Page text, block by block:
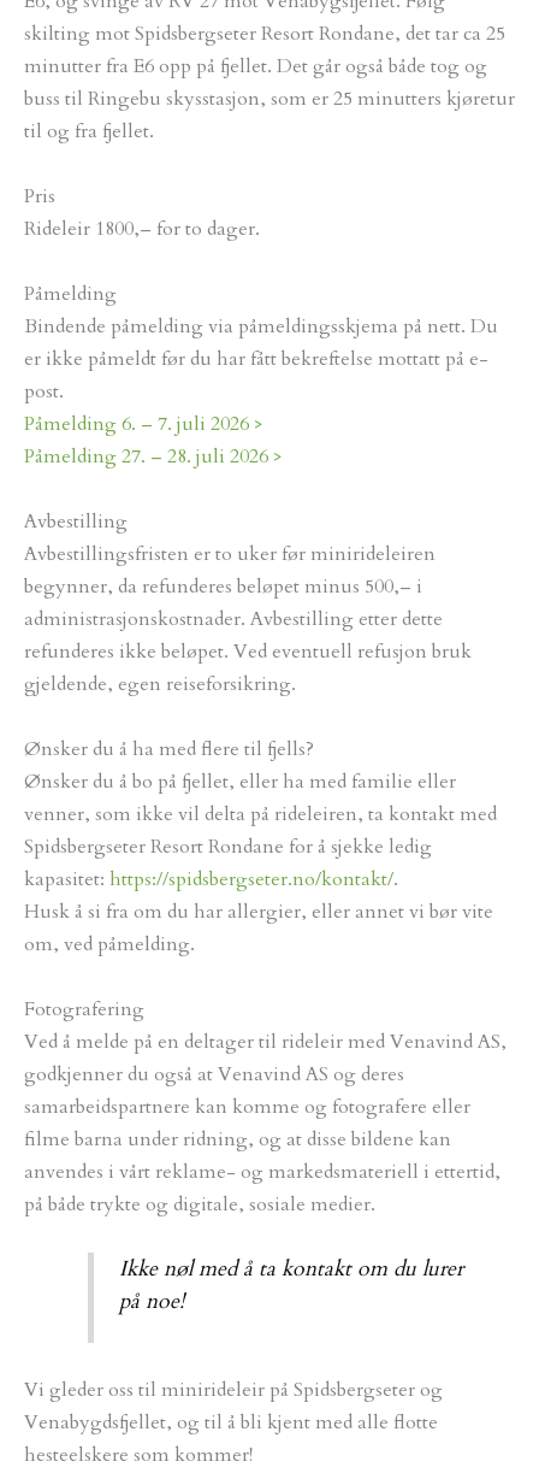
skilting mot Spidsbergseter Resort Rondane, det tar ca 25
minutter fra E6 opp på fjellet. Det går også både tog og
buss til Ringebu skysstasjon, som er 25 minutters kjøretur
til og fra fjellet.
Pris
Rideleir 1800,– for to dager.
Påmelding
Bindende påmelding via påmeldingsskjema på nett. Du
er ikke påmeldt før du har fått bekreftelse mottatt på e-
post.
Påmelding 6. – 7. juli 2026 >
Påmelding 27. – 28. juli 2026 >
Avbestilling
Avbestillingsfristen er to uker før minirideleiren
begynner, da refunderes beløpet minus 500,– i
administrasjonskostnader. Avbestilling etter dette
refunderes ikke beløpet. Ved eventuell refusjon bruk
gjeldende, egen reiseforsikring.
Ønsker du å ha med flere til fjells?
Ønsker du å bo på fjellet, eller ha med familie eller
venner, som ikke vil delta på rideleiren, ta kontakt med
Spidsbergseter Resort Rondane for å sjekke ledig
kapasitet: https://spidsbergseter.no/kontakt/.
Husk å si fra om du har allergier, eller annet vi bør vite
om, ved påmelding.
Fotografering
Ved å melde på en deltager til rideleir med Venavind AS,
godkjenner du også at Venavind AS og deres
samarbeidspartnere kan komme og fotografere eller
filme barna under ridning, og at disse bildene kan
anvendes i vårt reklame- og markedsmateriell i ettertid,
på både trykte og digitale, sosiale medier.
Ikke nøl med å ta kontakt om du lurer
på noe!
Vi gleder oss til minirideleir på Spidsbergseter og
Venabygdsfjellet, og til å bli kjent med alle flotte
hesteelskere som kommer!